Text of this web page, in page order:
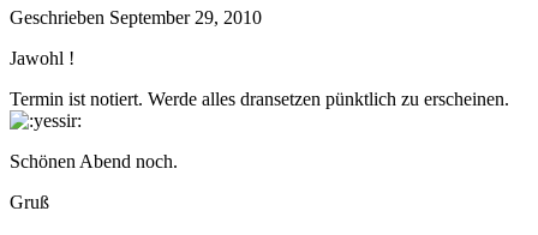
Geschrieben September 29, 2010
Jawohl !
Termin ist notiert. Werde alles dransetzen pünktlich zu erscheinen.
Schönen Abend noch.
Gruß